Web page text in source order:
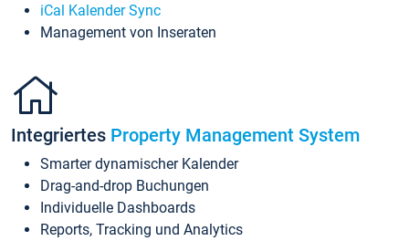
iCal Kalender Sync
Management von Inseraten
Integriertes Property Management System
Smarter dynamischer Kalender
Drag-and-drop Buchungen
Individuelle Dashboards
Reports, Tracking und Analytics